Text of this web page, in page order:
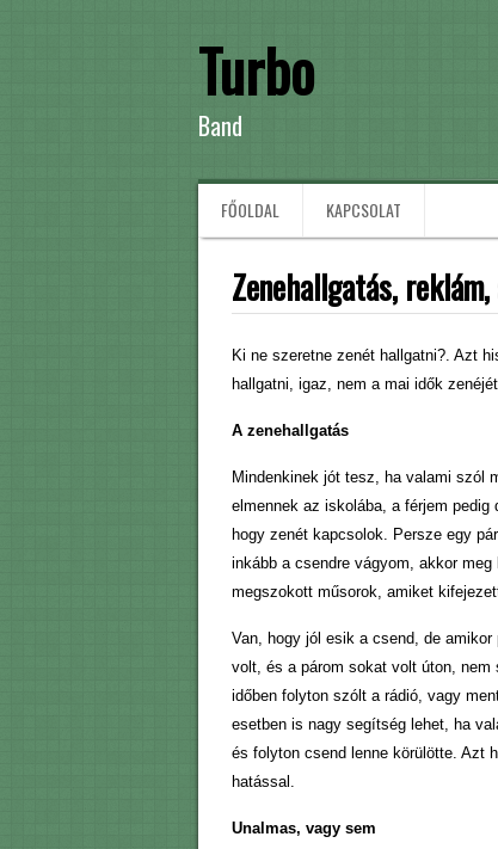
Turbo
Band
FŐOLDAL KAPCSOLAT
Zenehallgatás,
Ki ne szeretne zenét hallgatni?. Azt
hallgatni, igaz, nem a mai idők
A zenehallgatás
Mindenkinek jót tesz, ha valami szól
elmennek az iskolába, a férjem pedig
hogy zenét kapcsolok. Persze egy
inkább a csendre vágyom, akkor
megszokott műsorok, amiket
Van, hogy jól esik a csend, de amikor
volt, és a párom sokat volt úton, nem
időben folyton szólt a rádió, vagy
esetben is nagy segítség lehet, ha
és folyton csend lenne körülötte. Azt
hatással.
Unalmas, vagy sem